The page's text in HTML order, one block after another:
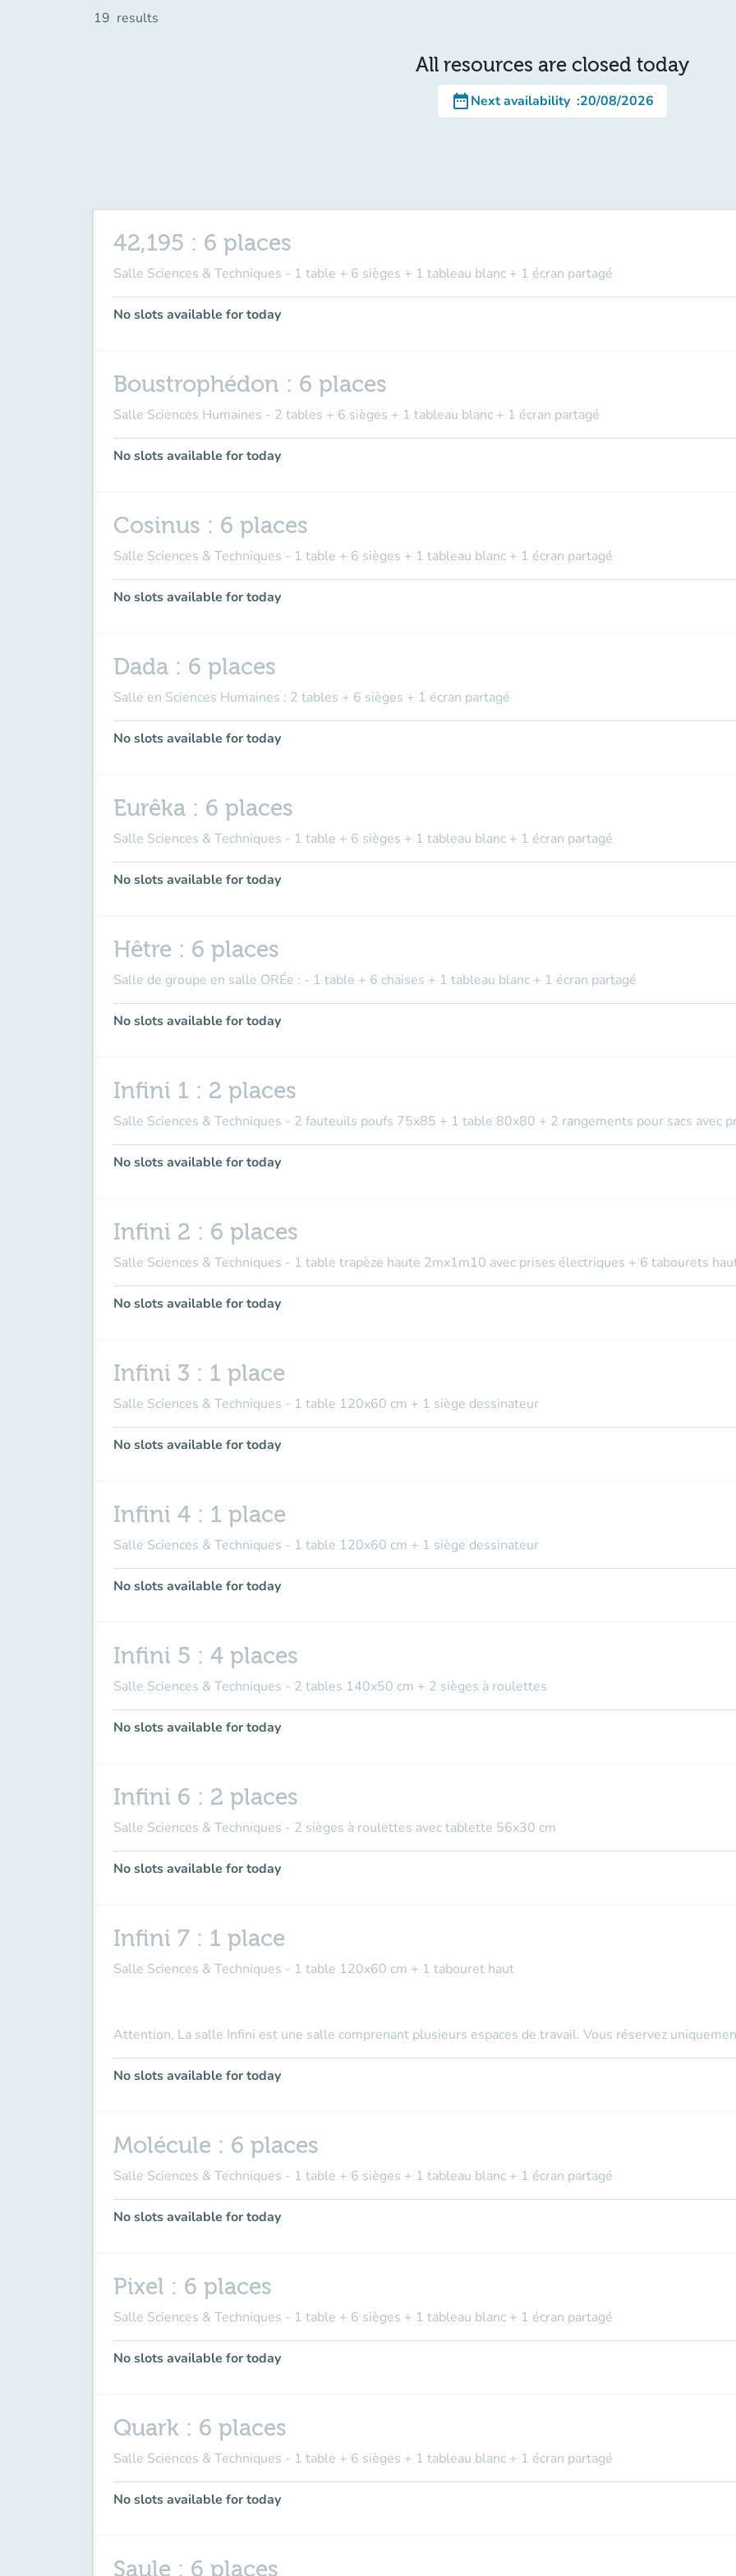
19 results
All resources are closed today
date_rangeNext availability :20/08/2026
42,195 : 6 places
Salle Sciences & Techniques - 1 table + 6 sièges + 1 tableau blanc + 1 écran partagé
No slots available for today
Boustrophédon : 6 places
Salle Sciences Humaines - 2 tables + 6 sièges + 1 tableau blanc + 1 écran partagé
No slots available for today
Cosinus : 6 places
Salle Sciences & Techniques - 1 table + 6 sièges + 1 tableau blanc + 1 écran partagé
No slots available for today
Dada : 6 places
Salle en Sciences Humaines : 2 tables + 6 sièges + 1 écran partagé
No slots available for today
Eurêka : 6 places
Salle Sciences & Techniques - 1 table + 6 sièges + 1 tableau blanc + 1 écran partagé
No slots available for today
Hêtre : 6 places
Salle de groupe en salle ORÉe : - 1 table + 6 chaises + 1 tableau blanc + 1 écran partagé
No slots available for today
Infini 1 : 2 places
Salle Sciences & Techniques - 2 fauteuils poufs 75x85 + 1 table 80x80 + 2 rangements pour sacs avec
No slots available for today
Infini 2 : 6 places
Salle Sciences & Techniques - 1 table trapèze haute 2mx1m10 avec prises électriques + 6 tabourets
No slots available for today
Infini 3 : 1 place
Salle Sciences & Techniques - 1 table 120x60 cm + 1 siège dessinateur
No slots available for today
Infini 4 : 1 place
Salle Sciences & Techniques - 1 table 120x60 cm + 1 siège dessinateur
No slots available for today
Infini 5 : 4 places
Salle Sciences & Techniques - 2 tables 140x50 cm + 2 sièges à roulettes
No slots available for today
Infini 6 : 2 places
Salle Sciences & Techniques - 2 sièges à roulettes avec tablette 56x30 cm
No slots available for today
Infini 7 : 1 place
Salle Sciences & Techniques - 1 table 120x60 cm + 1 tabouret haut
Attention, La salle Infini est une salle comprenant plusieurs espaces de travail. Vous réservez
No slots available for today
Molécule : 6 places
Salle Sciences & Techniques - 1 table + 6 sièges + 1 tableau blanc + 1 écran partagé
No slots available for today
Pixel : 6 places
Salle Sciences & Techniques - 1 table + 6 sièges + 1 tableau blanc + 1 écran partagé
No slots available for today
Quark : 6 places
Salle Sciences & Techniques - 1 table + 6 sièges + 1 tableau blanc + 1 écran partagé
No slots available for today
Saule : 6 places